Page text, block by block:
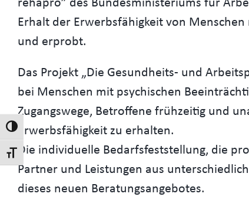
Umschalten auf hohe Kontraste
Schrift vergrößern
rehapro” des Bundesministeriums für
Erhalt der Erwerbsfähigkeit von
und erprobt.
Das Projekt „Die Gesundheits- und
bei Menschen mit psychischen
Zugangswege, Betroffene frühzeitig und
Erwerbsfähigkeit zu erhalten.
Die individuelle Bedarfsfeststellung, die
Partner und Leistungen aus
dieses neuen Beratungsangebotes.